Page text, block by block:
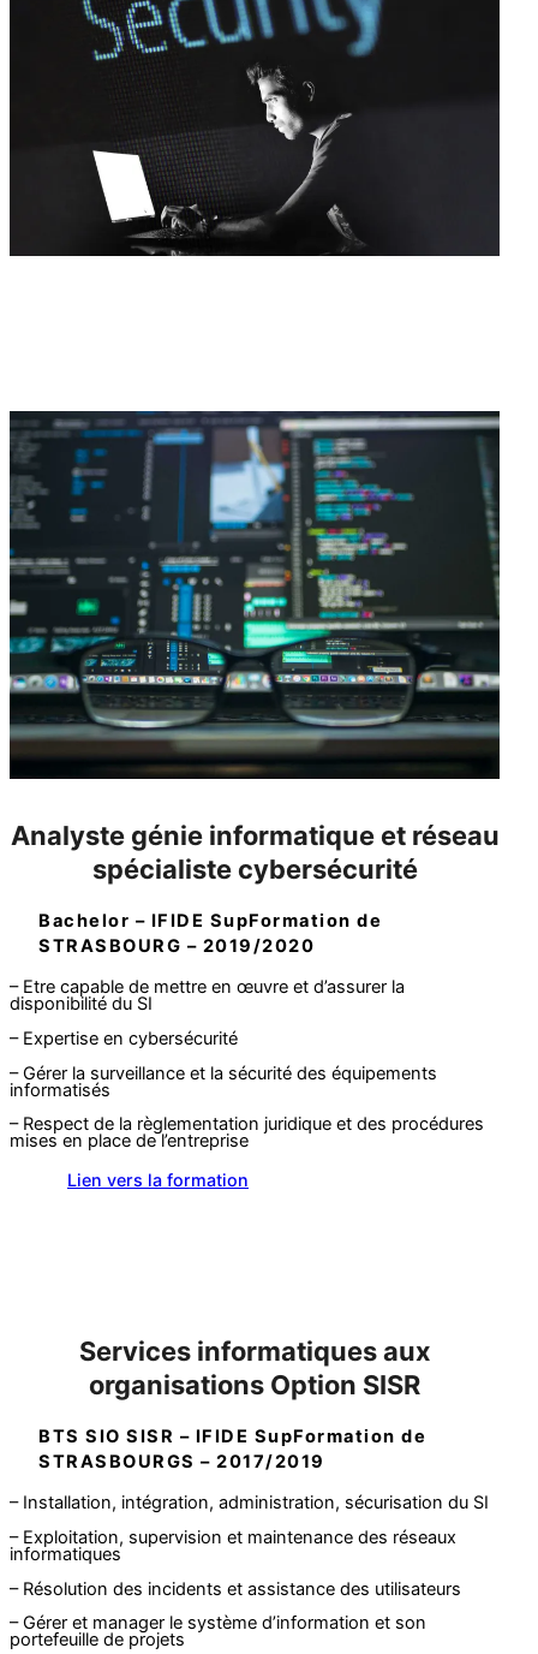
Analyste génie informatique et réseau
spécialiste cybersécurité
Bachelor – IFIDE SupFormation de
STRASBOURG – 2019/2020
– Etre capable de mettre en œuvre et d’assurer la
disponibilité du SI
– Expertise en cybersécurité
– Gérer la surveillance et la sécurité des équipements
informatisés
– Respect de la règlementation juridique et des procédures
mises en place de l’entreprise
Lien vers la formation
Services informatiques aux
organisations Option SISR
BTS SIO SISR – IFIDE SupFormation de
STRASBOURGS – 2017/2019
– Installation, intégration, administration, sécurisation du SI
– Exploitation, supervision et maintenance des réseaux
informatiques
– Résolution des incidents et assistance des utilisateurs
– Gérer et manager le système d’information et son
portefeuille de projets